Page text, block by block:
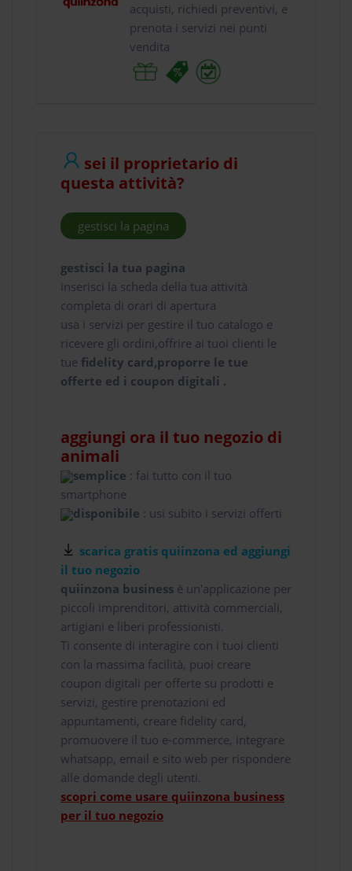
acquisti, richiedi preventivi, e
prenota i servizi nei punti
vendita
sei il proprietario di
questa attività?
gestisci la pagina
gestisci la tua pagina
inserisci la scheda della tua attività
completa di orari di apertura
usa i servizi per gestire il tuo catalogo e
ricevere gli ordini,offrire ai tuoi clienti le
tue fidelity card,proporre le tue
offerte ed i coupon digitali .
aggiungi ora il tuo negozio di
animali
semplice : fai tutto con il tuo
smartphone
disponibile : usi subito i servizi offerti
scarica gratis quiinzona ed aggiungi
il tuo negozio
quiinzona business è un'applicazione per
piccoli imprenditori, attività commerciali,
artigiani e liberi professionisti.
Ti consente di interagire con i tuoi clienti
con la massima facilità, puoi creare
coupon digitali per offerte su prodotti e
servizi, gestire prenotazioni ed
appuntamenti, creare fidelity card,
promuovere il tuo e-commerce, integrare
whatsapp, email e sito web per rispondere
alle domande degli utenti.
scopri come usare quiinzona business
per il tuo negozio